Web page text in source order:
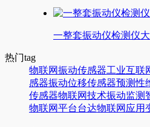
一整套振动仪检测仪
热门tag
物联网振动传感器工业互联
感器振动位移传感器预测性
传感器物联网技术振动监测
物联网平台台达物联网应用